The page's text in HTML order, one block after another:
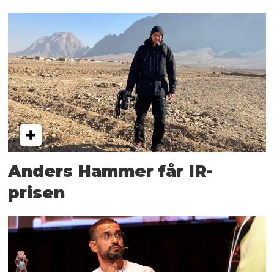
Anders Hammer får IR-
prisen